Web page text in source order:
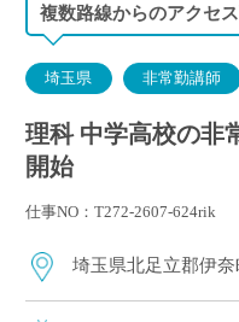
複数路線からのアクセス
埼玉県 非常勤講師
理科 中学高校の非
開始
仕事NO：T272-2607-624rik
埼玉県北足立郡伊奈